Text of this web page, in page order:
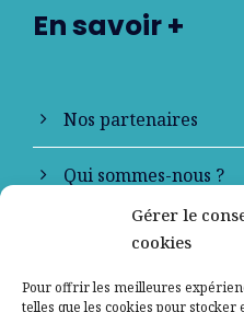
Gérer le
cookies
Pour offrir les meilleures
telles que les cookies pour
En savoir +
Nos partenaires
Qui sommes-nous ?
Contactez-nous
Mentions légales